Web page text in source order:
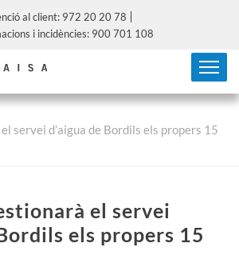
al client: 972 20 20 78
i incidències: 900 701 108
servei d’aigua de Bordils els propers 15
el servei
els propers 15